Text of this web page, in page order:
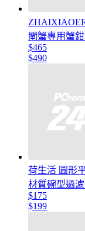
閘蟹專用蟹
$465
$490
荷生活 圓形
材質碗型過
$175
$199